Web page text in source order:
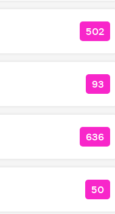
502
93
636
50